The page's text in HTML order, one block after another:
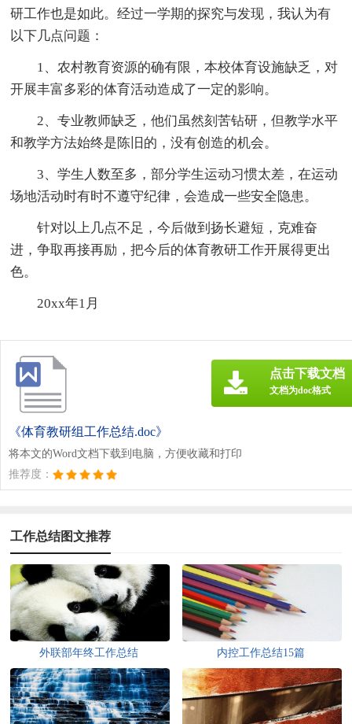
研工作也是如此。经过一学期的探究与发现，我认为有
以下几点问题：
1、农村教育资源的确有限，本校体育设施缺乏，对
开展丰富多彩的体育活动造成了一定的影响。
2、专业教师缺乏，他们虽然刻苦钻研，但教学水平
和教学方法始终是陈旧的，没有创造的机会。
3、学生人数至多，部分学生运动习惯太差，在运动
场地活动时有时不遵守纪律，会造成一些安全隐患。
针对以上几点不足，今后做到扬长避短，克难奋
进，争取再接再励，把今后的体育教研工作开展得更出
色。
20xx年1月
《体育教研组工作总结.doc》
将本文的Word文档下载到电脑，方便收藏和打印
推荐度：
点击下载文档
文档为doc格式
工作总结图文推荐
外联部年终工作总结 内控工作总结15篇